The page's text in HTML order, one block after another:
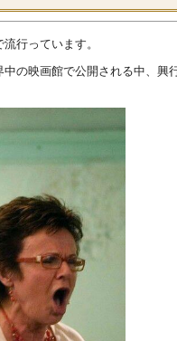
行っています。
の映画館で公開される中、興